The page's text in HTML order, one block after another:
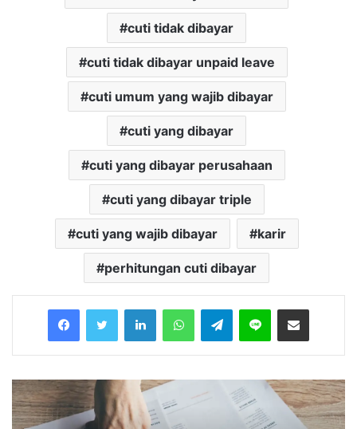
cuti tidak dibayar
cuti tidak dibayar unpaid leave
cuti umum yang wajib dibayar
cuti yang dibayar
cuti yang dibayar perusahaan
cuti yang dibayar triple
cuti yang wajib dibayar karir
perhitungan cuti dibayar
Telegram